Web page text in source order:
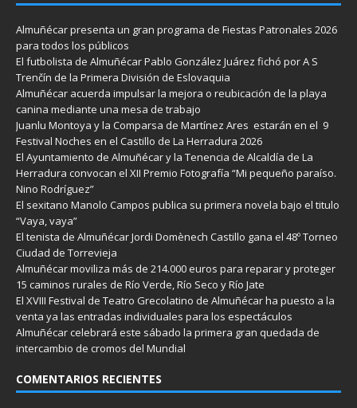
Almuñécar presenta un gran programa de Fiestas Patronales 2026
para todos los públicos
El futbolista de Almuñécar Pablo González Juárez fichó por A S
Trenčín de la Primera División de Eslovaquia
Almuñécar acuerda impulsar la mejora o reubicación de la playa
canina mediante una mesa de trabajo
Juanlu Montoya y la Comparsa de Martínez Ares estarán en el 9
Festival Noches en el Castillo de La Herradura 2026
El Ayuntamiento de Almuñécar y la Tenencia de Alcaldía de La
Herradura convocan el XII Premio Fotografía “Mi pequeño paraíso.
Nino Rodríguez”
El sexitano Manolo Campos publica su primera novela bajo el titulo
“Vaya, vaya”
El tenista de Almuñécar Jordi Domènech Castillo gana el 48º Torneo
Ciudad de Torrevieja
Almuñécar moviliza más de 214.000 euros para reparar y proteger
15 caminos rurales de Río Verde, Río Seco y Río Jate
El XVIII Festival de Teatro Grecolatino de Almuñécar ha puesto a la
venta ya las entradas individuales para los espectáculos
Almuñécar celebrará este sábado la primera gran quedada de
intercambio de cromos del Mundial
COMENTARIOS RECIENTES